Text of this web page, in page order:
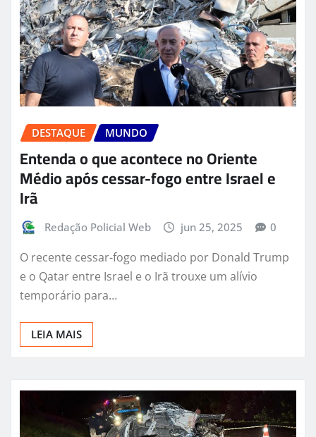
DESTAQUE MUNDO
Entenda o que acontece no Oriente
Médio após cessar-fogo entre Israel e
Irã
Redação Policial Web jun 25, 2025 0
O recente cessar-fogo mediado por Donald Trump
e o Qatar entre Israel e o Irã trouxe um alívio
temporário para…
LEIA MAIS